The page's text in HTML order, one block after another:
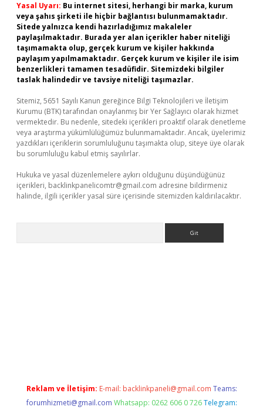
Yasal Uyarı: Bu internet sitesi, herhangi bir marka, kurum
veya şahıs şirketi ile hiçbir bağlantısı bulunmamaktadır.
Sitede yalnızca kendi hazırladığımız makaleler
paylaşılmaktadır. Burada yer alan içerikler haber niteliği
taşımamakta olup, gerçek kurum ve kişiler hakkında
paylaşım yapılmamaktadır. Gerçek kurum ve kişiler ile isim
benzerlikleri tamamen tesadüfidir. Sitemizdeki bilgiler
taslak halindedir ve tavsiye niteliği taşımazlar.
Sitemiz, 5651 Sayılı Kanun gereğince Bilgi Teknolojileri ve İletişim
Kurumu (BTK) tarafından onaylanmış bir Yer Sağlayıcı olarak hizmet
vermektedir. Bu nedenle, sitedeki içerikleri proaktif olarak denetleme
veya araştırma yükümlülüğümüz bulunmamaktadır. Ancak, üyelerimiz
yazdıkları içeriklerin sorumluluğunu taşımakta olup, siteye üye olarak
bu sorumluluğu kabul etmiş sayılırlar.
Hukuka ve yasal düzenlemelere aykırı olduğunu düşündüğünüz
içerikleri, backlinkpanelicomtr@gmail.com adresine bildirmeniz
halinde, ilgili içerikler yasal süre içerisinde sitemizden kaldırılacaktır.
Reklam ve İletişim: E-mail: backlinkpaneli@gmail.com Teams:
forumhizmeti@gmail.com Whatsapp: 0262 606 0 726 Telegram: